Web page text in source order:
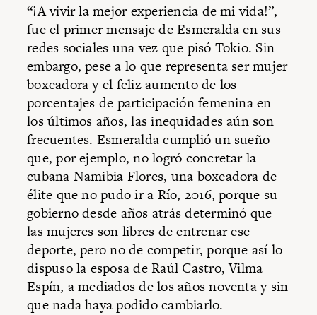
“¡A vivir la mejor experiencia de mi vida!”,
fue el primer mensaje de Esmeralda en sus
redes sociales una vez que pisó Tokio. Sin
embargo, pese a lo que representa ser mujer
boxeadora y el feliz aumento de los
porcentajes de participación femenina en
los últimos años, las inequidades aún son
frecuentes. Esmeralda cumplió un sueño
que, por ejemplo, no logró concretar la
cubana Namibia Flores, una boxeadora de
élite que no pudo ir a Río, 2016, porque su
gobierno desde años atrás determinó que
las mujeres son libres de entrenar ese
deporte, pero no de competir, porque así lo
dispuso la esposa de Raúl Castro, Vilma
Espín, a mediados de los años noventa y sin
que nada haya podido cambiarlo.